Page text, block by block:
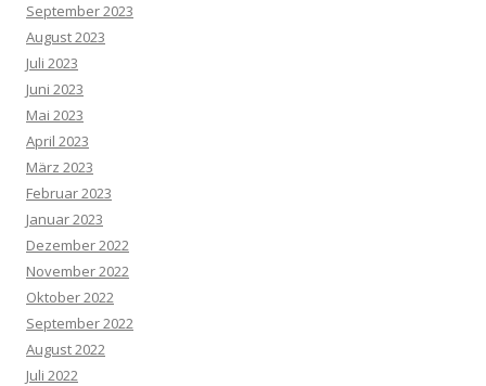
September 2023
August 2023
Juli 2023
Juni 2023
Mai 2023
April 2023
März 2023
Februar 2023
Januar 2023
Dezember 2022
November 2022
Oktober 2022
September 2022
August 2022
Juli 2022